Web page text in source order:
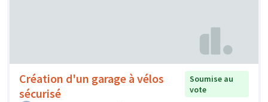
Création d'un garage à vélos
sécurisé
Soumise au
vote